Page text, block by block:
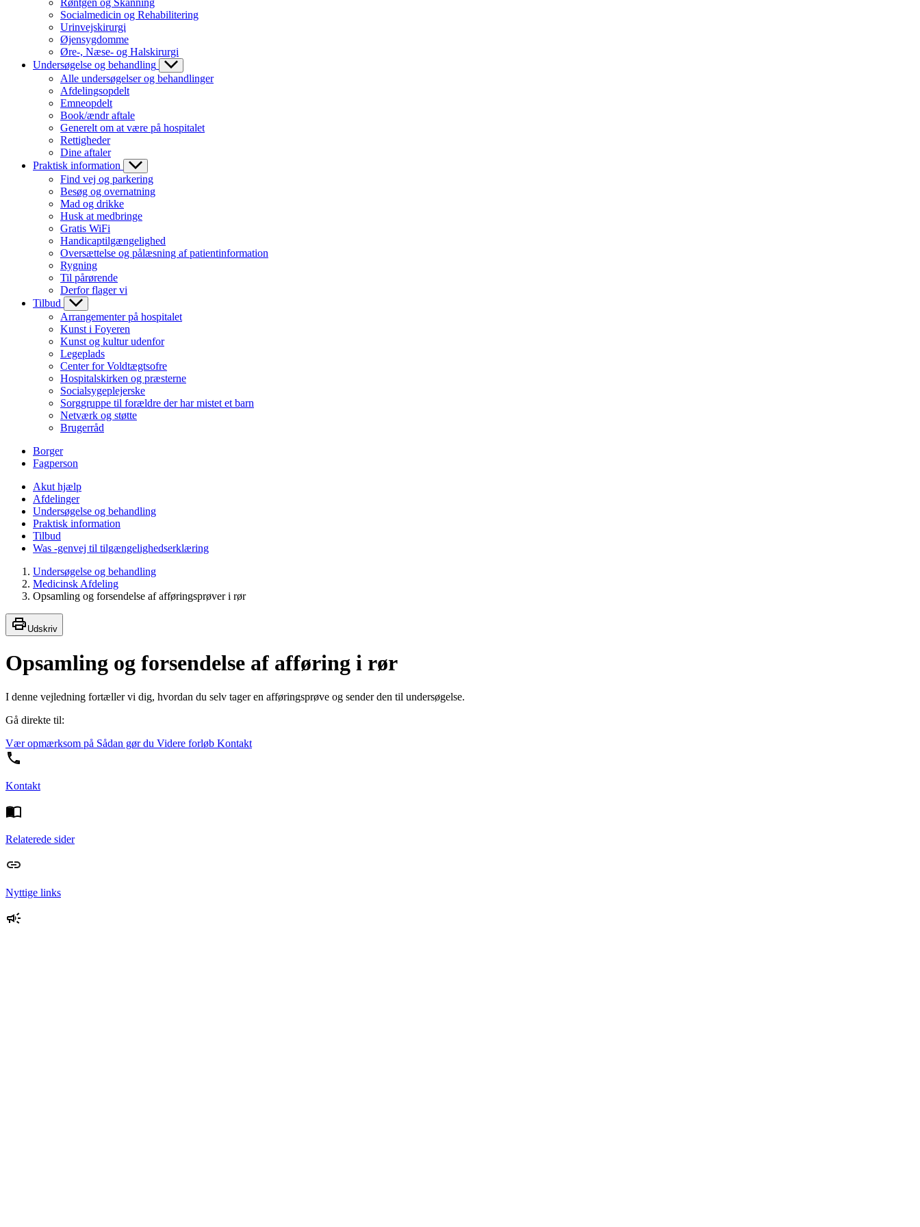
Røntgen og Skanning
Socialmedicin og Rehabilitering
Urinvejskirurgi
Øjensygdomme
Øre-, Næse- og Halskirurgi
Undersøgelse og behandling
Alle undersøgelser og behandlinger
Afdelingsopdelt
Emneopdelt
Book/ændr aftale
Generelt om at være på hospitalet
Rettigheder
Dine aftaler
Praktisk information
Find vej og parkering
Besøg og overnatning
Mad og drikke
Husk at medbringe
Gratis WiFi
Handicaptilgængelighed
Oversættelse og pålæsning af patientinformation
Rygning
Til pårørende
Derfor flager vi
Tilbud
Arrangementer på hospitalet
Kunst i Foyeren
Kunst og kultur udenfor
Legeplads
Center for Voldtægtsofre
Hospitalskirken og præsterne
Socialsygeplejerske
Sorggruppe til forældre der har mistet et barn
Netværk og støtte
Brugerråd
Borger
Fagperson
Akut hjælp
Afdelinger
Undersøgelse og behandling
Praktisk information
Tilbud
Was -genvej til tilgængelighedserklæring
Undersøgelse og behandling
Medicinsk Afdeling
Opsamling og forsendelse af afføringsprøver i rør
Udskriv
Opsamling og forsendelse af afføring i rør
I denne vejledning fortæller vi dig, hvordan du selv tager en afføringsprøve og sender den til undersøgelse.
Gå direkte til:
Vær opmærksom på Sådan gør du Videre forløb Kontakt
Kontakt
Relaterede sider
Nyttige links